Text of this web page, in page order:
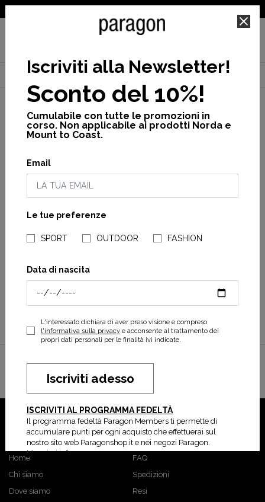
NEGOZI PARAGONSHOP
Home Brand Crocs Cross Infradito
APPLICA
Crocs
27,93 € 39,90 €
Cotopaxi, Craft, Crocs, Norda, Scholl, Teva.
ParagonShop
Home
Chi siamo
Dove siamo
Shopping
FAQ
Spedizioni
Resi
Iscriviti alla Newsletter!
Sconto del 10%!
Cumulabile con tutte le promozioni in
corso. Non applicabile ai prodotti Norda e
Mount to Coast.
Email
Le tue preferenze
SPORT OUTDOOR FASHION
Data di nascita
L'interessato dichiara di aver preso visione e compreso
l'informativa sulla privacye acconsente al trattamento dei
propri dati personali per le finalità ivi indicate.
Iscriviti adesso
ISCRIVITI AL PROGRAMMA FEDELTÀ
Il programma fedeltà Paragon Members ti permette di
accumulare punti per ogni acquisto che effettuerai sul
nostro sito web Paragonshop.it e nei negozi Paragon.
Maggiori info